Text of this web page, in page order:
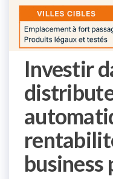
Investir
business